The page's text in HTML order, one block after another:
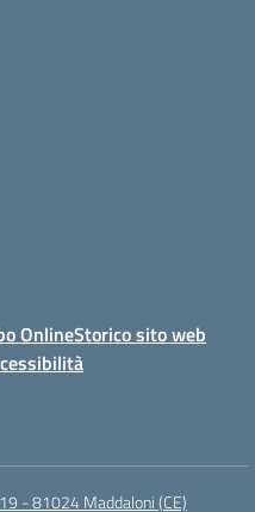
OnlineStorico sito web
- 81024 Maddaloni (CE)